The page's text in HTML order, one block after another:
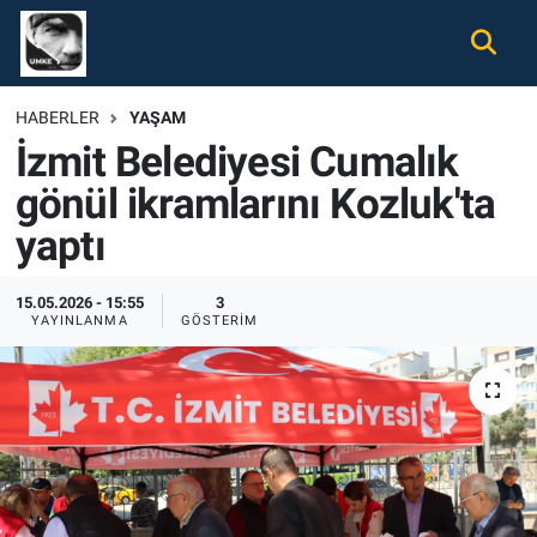
HABERLER YAŞAM
İzmit Belediyesi Cumalık
gönül ikramlarını Kozluk'ta
yaptı
15.05.2026 - 15:55
YAYINLANMA
3
GÖSTERIM
Gündem
Ekonomi
Spor
Magazin
Tüm Haberler
İletişim
Künye
Nöbetçi Eczaneler
Hava Durumu
Namaz Vakitleri
Trafik Durumu
Süper Lig Puan Durumu ve Fikstür
Tüm Manşetler
Son Dakika Haberleri
Haber Arşivi